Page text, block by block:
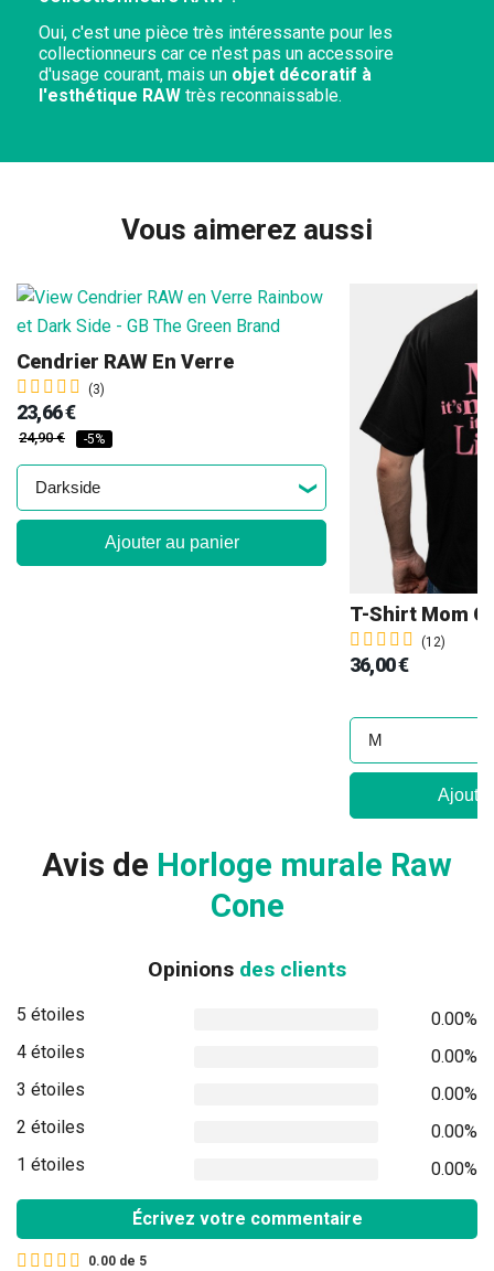
Oui, c'est une pièce très intéressante pour les
collectionneurs car ce n'est pas un accessoire
d'usage courant, mais un objet décoratif à
l'esthétique RAW très reconnaissable.
Vous aimerez aussi
Cendrier RAW En Verre
(3)
23,66 €
24,90 € -5%
Ajouter au panier
(12)
36,00 €
Avis de Horloge murale Raw
Cone
Opinions des clients
5 étoiles
0.00%
4 étoiles
0.00%
3 étoiles
0.00%
2 étoiles
0.00%
1 étoiles
0.00%
Écrivez votre commentaire
0.00 de 5